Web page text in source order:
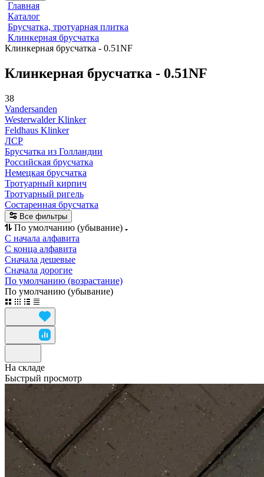
Главная
Каталог
Брусчатка, тротуарная плитка
Клинкерная брусчатка
Клинкерная брусчатка - 0.51NF
Клинкерная брусчатка - 0.51NF
38
Vandersanden
Westerwalder Klinker
Feldhaus Klinker
ЛСР
Брусчатка из Голландии
Российская брусчатка
Немецкая брусчатка
Тротуарный кирпич
Тротуарный ригель
Состаренная брусчатка
Все фильтры
По умолчанию (убывание)
С начала алфавита
С конца алфавита
Сначала дешевые
Сначала дорогие
По умолчанию (возрастание)
По умолчанию (убывание)
На складе
Быстрый просмотр